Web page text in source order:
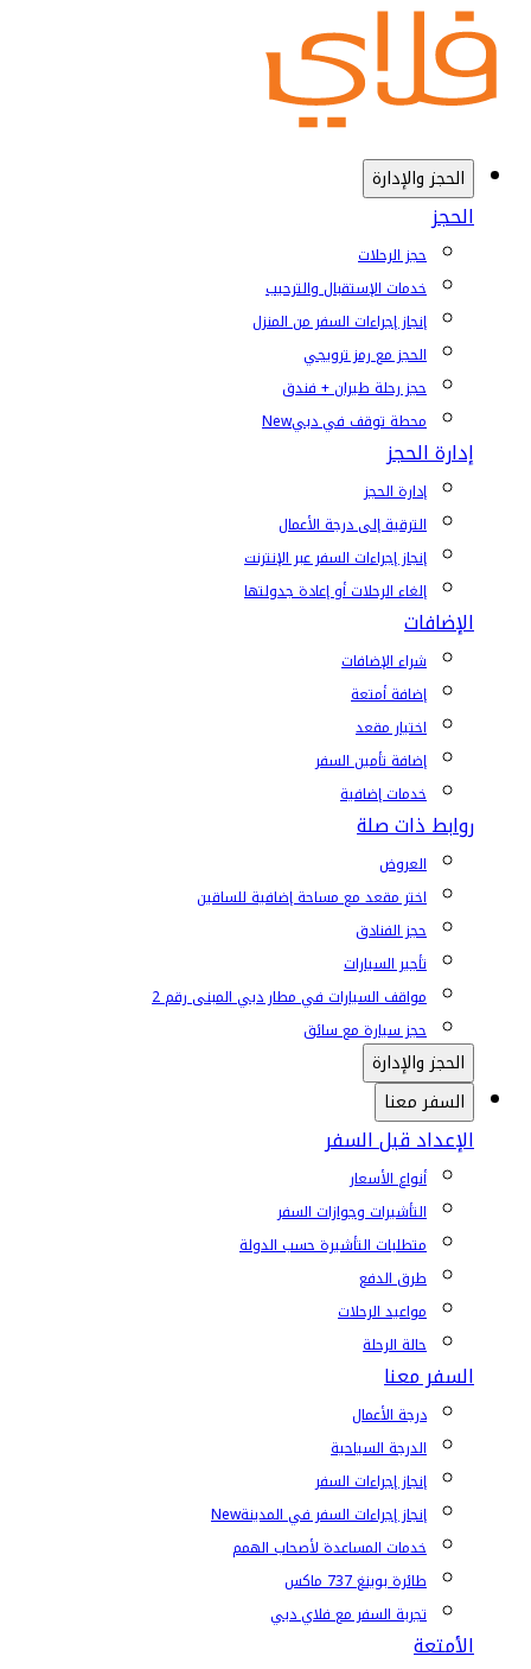
الحجز والإدارة
الحجز
حجز الرحلات
خدمات الإستقبال والترحيب
إنجاز إجراءات السفر من المنزل
الحجز مع رمز ترويجي
حجز رحلة طيران + فندق
محطة توقف في دبيNew
إدارة الحجز
إدارة الحجز
الترقية إلى درجة الأعمال
إنجاز إجراءات السفر عبر الإنترنت
إلغاء الرحلات أو إعادة جدولتها
الإضافات
شراء الإضافات
إضافة أمتعة
اختيار مقعد
إضافة تأمين السفر
خدمات إضافية
روابط ذات صلة
العروض
اختر مقعد مع مساحة إضافية للساقين
حجز الفنادق
تأجير السيارات
مواقف السيارات في مطار دبي المبنى رقم 2
حجز سيارة مع سائق
الحجز والإدارة
السفر معنا
الإعداد قبل السفر
أنواع الأسعار
التأشيرات وجوازات السفر
متطلبات التأشيرة حسب الدولة
طرق الدفع
مواعيد الرحلات
حالة الرحلة
السفر معنا
درجة الأعمال
الدرجة السياحية
إنجاز إجراءات السفر
إنجاز إجراءات السفر في المدينةNew
خدمات المساعدة لأصحاب الهمم
طائرة بوينغ 737 ماكس
تجربة السفر مع فلاي دبي
الأمتعة